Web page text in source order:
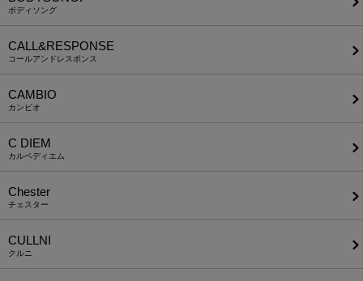
ボディソング
CALL&RESPONSE
コールアンドレスポンス
CAMBIO
カンビオ
C DIEM
カルペディエム
Chester
チェスター
CULLNI
クルニ